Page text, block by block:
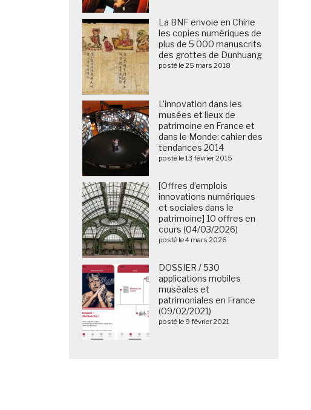
La BNF envoie en Chine
les copies numériques de
plus de 5 000 manuscrits
des grottes de Dunhuang
posté le 25 mars 2018
L’innovation dans les
musées et lieux de
patrimoine en France et
dans le Monde: cahier des
tendances 2014
posté le 13 février 2015
[Offres d’emplois
innovations numériques
et sociales dans le
patrimoine] 10 offres en
cours (04/03/2026)
posté le 4 mars 2026
DOSSIER / 530
applications mobiles
muséales et
patrimoniales en France
(09/02/2021)
posté le 9 février 2021